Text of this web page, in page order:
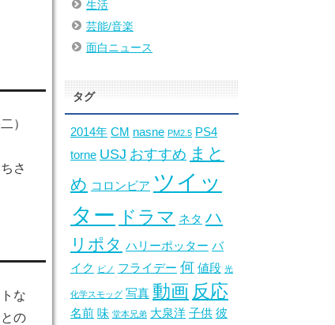
）
さ
な
の
生活
芸能/音楽
面白ニュース
タグ
2014年 CM nasne PM2.5 PS4
torne USJ おすすめ まと
め コロンビア ツイッ
ター ドラマ ネタ ハ
リポタ ハリーポッター バ
イク
ピノ フライデー 何 値段 光
化学スモッグ 写真 動画 反応
名前 味 堂本兄弟 大泉洋 子供 彼